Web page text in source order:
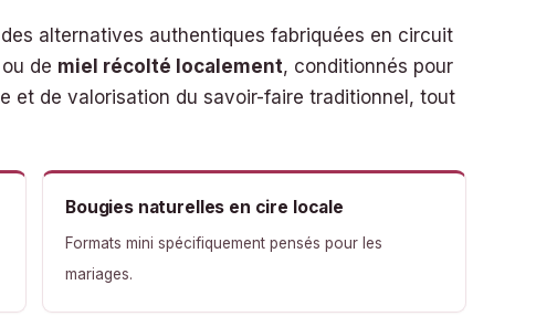
alternatives authentiques fabriquées en circuit
ou de miel récolté localement, conditionnés pour
et de valorisation du savoir-faire traditionnel, tout
Bougies naturelles en cire locale
Formats mini spécifiquement pensés pour les
mariages.